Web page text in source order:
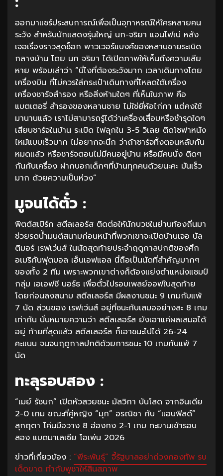
ออกมาแชร์ประสบการณ์เพื่อเป็นอุทาหรณ์ให้ใครหลายคน
ระวัง สำหรับนักแสดงรุ่นใหญ่ นก-จริยา แอนโฟเน่ หลัง
เจอเรื่องราวสุดช็อก พาวเวอร์แบงค์ของหลานชายระเบิด
กลางบ้าน โดย นก จริยา ได้เปิดภาพให้เห็นถึงความเสีย
หาย พร้อมเล่าว่า “นี่ไงที่ต้องระวังมาก เวลาเดินทางโดย
เครื่องบิน ที่ไม่ควรใส่กระเป๋าเดินทางที่โหลดใต้เครื่อง
เครื่องชาร์จสำรอง หรือสิ่งห้ามใดๆ ที่เห็นในภาพ คือ
แบตเตอรี่ สำรองของหลานชาย ไม่ใช่ยี่ห้อไก่กา แต่คงใช้
มานานแล้ว เราไม่สามารถรู้ได้ว่าเครื่องเสื่อมหรือชำรุดใดๆ
เสียบชาร์จในบ้าน ระเบิด ไฟลุกใน 3-5 วิเลย ติดโซฟาหนัง
ไหม้แบบเร็วมาก ไม่อยากจะนึก ว่าถ้าชาร์จทิ้งตอนหลับกัน
หมดแล้ว หรือชาร์จตอนไม่มีคนอยู่บ้าน หรือมีคนนั่ง ติดๆ
กันกับเครื่อง ฝากบอกเด็กๆที่บ้านทุกคนด้วยนะคะ มันเร็ว
มาก ด้วยความเป็นห่วง”
มูจนได้ตั๋ว :
พิตต์สเบิร์ก สตีลเลอร์ส ติดต่อให้นักบวชในย่านท้องถิ่นมา
ช่วยรดน้ำมนต์สนามก่อนหน้าที่พวกเขาจะเปิดบ้านเจอ บัล
ติมอร์ เรฟเว่นส์ ในนัดสุดท้ายประจำฤดูกาลปกติของศึก
อเมริกันฟุตบอล เอ็นเอฟแอล นี่ถือเป็นนัดที่สำคัญมากๆ
ของทั้ง 2 ทีม เพราะพวกเขาต่างก็ต้องแย่งตำแหน่งแชมป์
กลุ่ม เอเอฟซี นอร์ธ เพื่อตั๋วไปรอบเพลย์ออฟใบสุดท้าย
โดยก่อนลงสนาม สตีลเลอร์ส มีผลงานชนะ 9 เกมกับแพ้
7 นัด ส่วนของ เรฟเว่นส์ อยู่ที่ชนะกับเสมออย่างละ 8 เกม
เท่ากัน นั่นหมายความว่า สตีลเลอร์ส ยังเอาแค่ผลเสมอได้
อยู่ ท้ายที่สุดแล้ว สตีลเลอร์ส ก็เอาชนะไปได้ 26-24
คะแนน จนจบฤดูกาลปกติด้วยการชนะ 10 เกมกับแพ้ 7
นัด
ทะลุรอบสอง :
“เมย์ รัชนก” เปิดหัวสวยชนะ มัลวิกา บันโสด จากอินเดีย
2-0 เกม ขณะที่คู่หญิง “มุก” อรณิชา กับ “แอนฟิลด์”
สุกฤตา โค่นมือวาง 8 ฮ่องกง 2-1 เกม ทะยานเข้ารอบ
สอง แบดมาเลเซีย โอเพ่น 2026
ข่าวที่เกี่ยวข้อง : “พีระพันธุ์” จี้รัฐบาลอย่าถ่วงกองทัพ รบ
เด็ดขาด ทำกัมพูชาให้สิ้นสภาพ